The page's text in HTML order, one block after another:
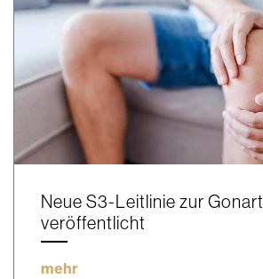
Neue S3-Leitlinie zur
veröffentlicht
mehr